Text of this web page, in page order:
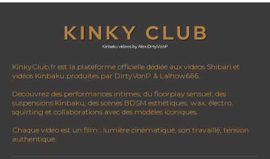
KinkyClub.fr est la plateforme officielle dédiée aux vidéos Shibari et
vidéos Kinbaku produites par DirtyVonP & Lalhow666.
Découvrez des performances intimes, du floorplay sensuel, des
suspensions Kinbaku, des scènes BDSM esthétiques, wax, électro,
squirting et collaborations avec des modèles iconiques.
Chaque vidéo est un film : lumière cinématique, son travaillé, tension
authentique.